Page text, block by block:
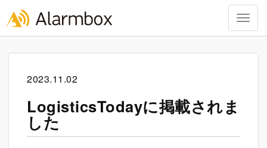
2023.11.02
LogisticsTodayに掲載されま
した